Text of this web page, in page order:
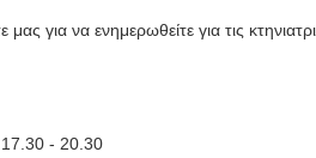
για να ενημερωθείτε για τις
- 20.30